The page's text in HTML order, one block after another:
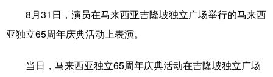
8月31日，演员在马来西亚吉隆坡独立广场举行的马来西
亚独立65周年庆典活动上表演。
当日，马来西亚独立65周年庆典活动在吉隆坡独立广场